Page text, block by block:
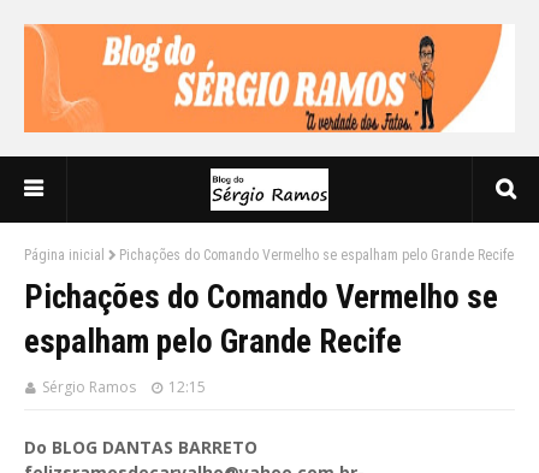
Página inicial Pichações do Comando Vermelho se espalham pelo Grande Recife
Pichações do Comando Vermelho se
espalham pelo Grande Recife
Sérgio Ramos 12:15
Do BLOG DANTAS BARRETO